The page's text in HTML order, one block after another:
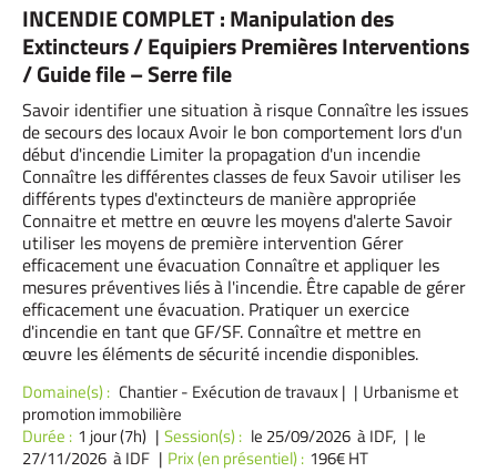
INCENDIE COMPLET : Manipulation des
Extincteurs / Equipiers Premières Interventions
/ Guide file – Serre file
Savoir identifier une situation à risque Connaître les issues
de secours des locaux Avoir le bon comportement lors d'un
début d'incendie Limiter la propagation d'un incendie
Connaître les différentes classes de feux Savoir utiliser les
différents types d'extincteurs de manière appropriée
Connaitre et mettre en œuvre les moyens d'alerte Savoir
utiliser les moyens de première intervention Gérer
efficacement une évacuation Connaître et appliquer les
mesures préventives liés à l'incendie. Être capable de gérer
efficacement une évacuation. Pratiquer un exercice
d'incendie en tant que GF/SF. Connaître et mettre en
œuvre les éléments de sécurité incendie disponibles.
Domaine(s) : Chantier - Exécution de travaux|
Urbanisme et
promotion immobilière
Durée : 1 jour (7h) Session(s) : le 25/09/2026 à IDF,
le
27/11/2026 à IDF
Prix (en présentiel) : 196€ HT